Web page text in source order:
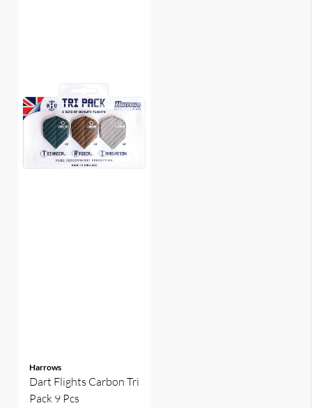
Harrows
Dart Flights Carbon Tri
Pack 9 Pcs